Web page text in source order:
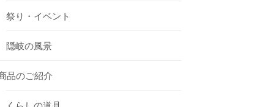
祭り・イベント
隠岐の風景
品のご紹介